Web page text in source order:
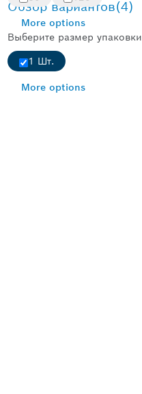
More options
Выберите размер упаковки
1 Шт.
More options
Обзор вариантов(4)